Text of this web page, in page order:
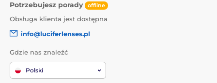
Potrzebujesz porady offline
Obsługa klienta jest dostępna
info@luciferlenses.pl
Gdzie nas znaleźć
Polski